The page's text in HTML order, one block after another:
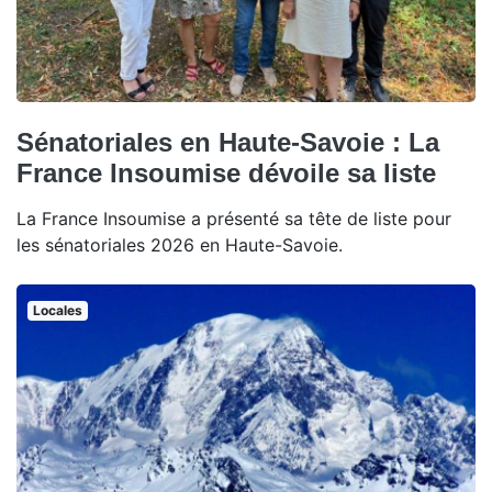
Sénatoriales en Haute-Savoie : La
France Insoumise dévoile sa liste
La France Insoumise a présenté sa tête de liste pour
les sénatoriales 2026 en Haute-Savoie.
Locales